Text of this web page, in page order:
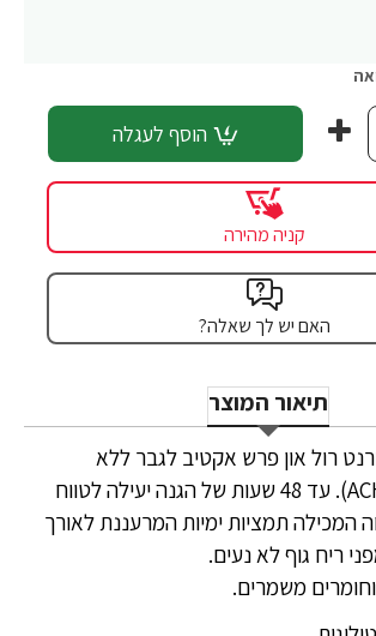
הוסף לעגלה
קניה מהירה
האם יש לך שאלה?
תיאור המוצר
רול און פרש אקטיב לגבר ללא
אלומיניום (ACH). עד 48 שעות של הגנה יעילה לטווח
המכילה תמציות ימיות המרעננת לאורך
ריח גוף לא נעים.
משמרים.